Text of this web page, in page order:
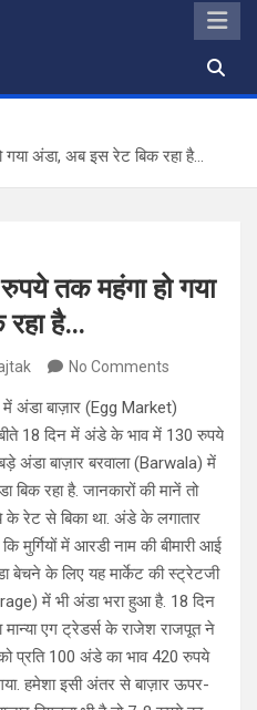
गया अंडा, अब इस रेट बिक रहा है…
तक महंगा हो गया
है…
No Comments
अंडा बाज़ार (Egg Market)
बीते 18 दिन में अंडे के भाव में 130 रुपये
अंडा बाज़ार बरवाला (Barwala) में
रहा है. जानकारों की मानें तो
रेट से बिका था. अंडे के लगातार
मुर्गियों में आरडी नाम की बीमारी आई
बेचने के लिए यह मार्केट की स्ट्रेटजी
में भी अंडा भरा हुआ है. 18 दिन
एग ट्रेडर्स के राजेश राजपूत ने
को प्रति 100 अंडे का भाव 420 रुपये
हमेशा इसी अंतर से बाज़ार ऊपर-